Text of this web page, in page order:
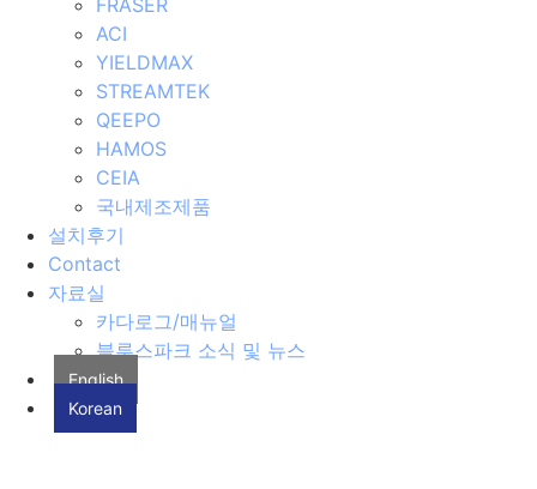
FRASER
ACI
YIELDMAX
STREAMTEK
QEEPO
HAMOS
CEIA
국내제조제품
설치후기
Contact
자료실
카다로그/매뉴얼
블루스파크 소식 및 뉴스
English
Korean